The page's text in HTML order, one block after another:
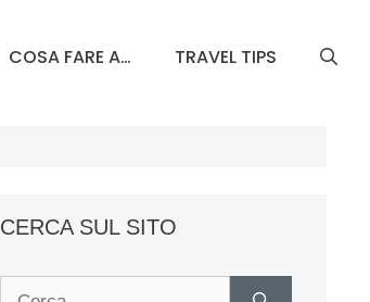
COSA FARE A… TRAVEL TIPS
CERCA SUL SITO